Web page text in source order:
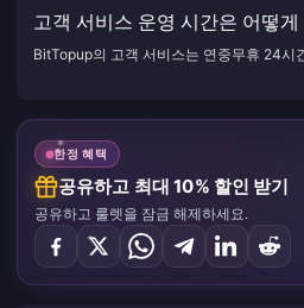
고객 서비스 운영 시간은 어떻
BitTopup의 고객 서비스는 연중무휴 24시
한정 혜택
공유하고 최대 10% 할인 받기
공유하고 룰렛을 잠금 해제하세요.